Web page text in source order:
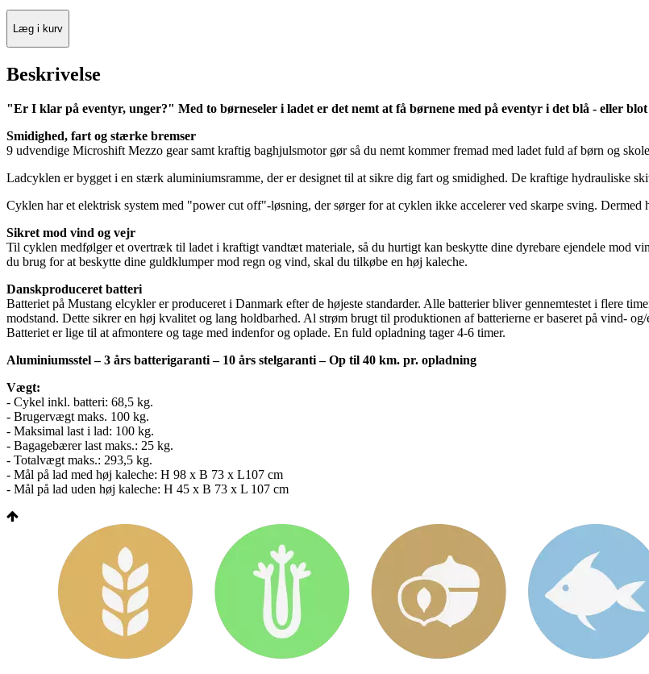
Læg i kurv
Beskrivelse
"Er I klar på eventyr, unger?" Med to børneseler i ladet er det nemt at få børnene med på eventyr i det blå - eller
Smidighed, fart og stærke bremser
9 udvendige Microshift Mezzo gear samt kraftig baghjulsmotor gør så du nemt kommer fremad med ladet fuld af børn og
Ladcyklen er bygget i en stærk aluminiumsramme, der er designet til at sikre dig fart og smidighed. De kraftige hydrauliske
Cyklen har et elektrisk system med "power cut off"-løsning, der sørger for at cyklen ikke accelerer ved skarpe sving. Dermed
Sikret mod vind og vejr
Til cyklen medfølger et overtræk til ladet i kraftigt vandtæt materiale, så du hurtigt kan beskytte dine dyrebare ejendele mod
du brug for at beskytte dine guldklumper mod regn og vind, skal du tilkøbe en høj kaleche.
Danskproduceret batteri
Batteriet på Mustang elcykler er produceret i Danmark efter de højeste standarder. Alle batterier bliver gennemtestet i flere
modstand. Dette sikrer en høj kvalitet og lang holdbarhed. Al strøm brugt til produktionen af batterierne er baseret på vind-
Batteriet er lige til at afmontere og tage med indenfor og oplade. En fuld opladning tager 4-6 timer.
Aluminiumsstel – 3 års batterigaranti – 10 års stelgaranti – Op til 40 km. pr. opladning
Vægt:
- Cykel inkl. batteri: 68,5 kg.
- Brugervægt maks. 100 kg.
- Maksimal last i lad: 100 kg.
- Bagagebærer last maks.: 25 kg.
- Totalvægt maks.: 293,5 kg.
- Mål på lad med høj kaleche: H 98 x B 73 x L107 cm
- Mål på lad uden høj kaleche: H 45 x B 73 x L 107 cm